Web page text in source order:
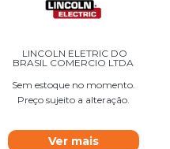
LINCOLN ELETRIC DO
BRASIL COMERCIO LTDA
Sem estoque no momento.
Preço sujeito a alteração.
Ver mais